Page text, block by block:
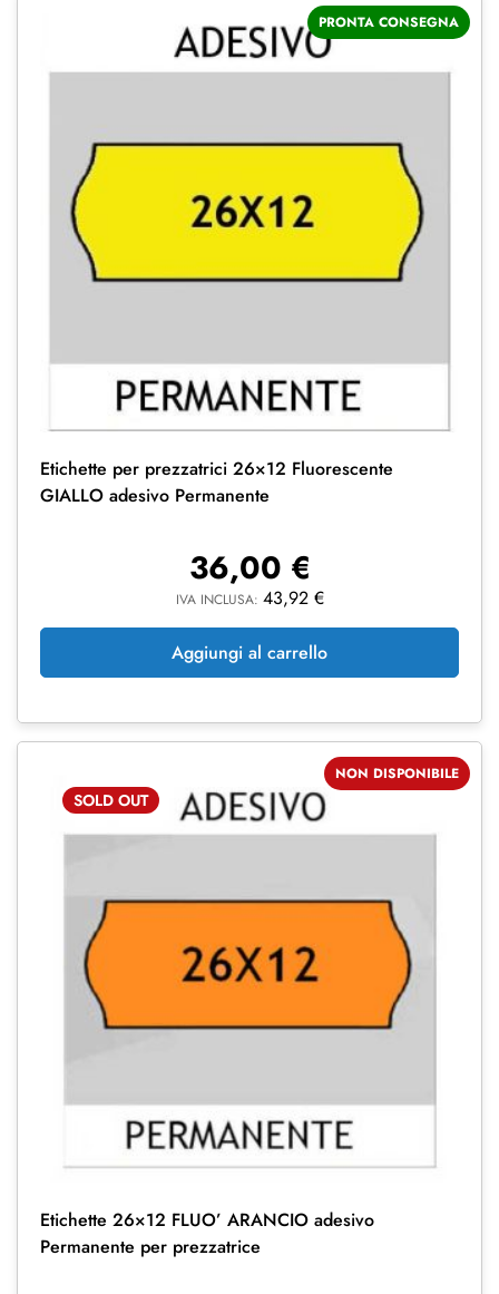
PRONTA CONSEGNA
Etichette per prezzatrici 26×12 Fluorescente
GIALLO adesivo Permanente
36,00 €
IVA INCLUSA: 43,92 €
Aggiungi al carrello
SOLD OUT
NON DISPONIBILE
Etichette 26×12 FLUO’ ARANCIO adesivo
Permanente per prezzatrice